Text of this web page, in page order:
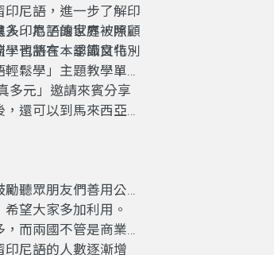
聽眾朋友們善用公共
望大家多加利用。
而兩國不管是商業、
尼語的人數逐漸增
尼語，進一步了解印
，為了讓家庭被照顧
也將在本季節目特別
印尼語的世界，除了
習語言、認識文化、
鬆學」主題教學單
多元」邀請來賓分享
還可以到馬來西亞、